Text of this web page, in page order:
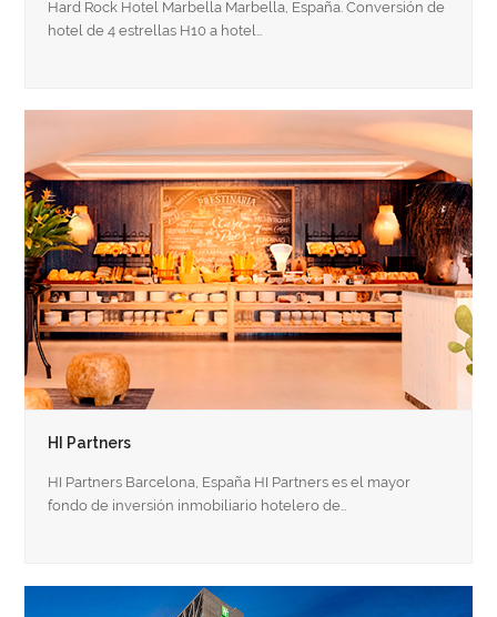
Hard Rock Hotel Marbella Marbella, España. Conversión de
hotel de 4 estrellas H10 a hotel…
HI Partners
HI Partners Barcelona, España HI Partners es el mayor
fondo de inversión inmobiliario hotelero de…